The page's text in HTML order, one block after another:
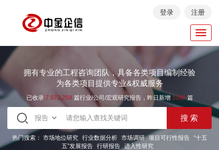
登录 注册
拥有专业的工程咨询团队，具备各类项目编制经验
为各类项目提供专业&权威服务
已收录 7.973.258 篇行业/公司/宏观研究报告，昨日新增 1088篇
热门搜索： 市场地位研究 行业数据分析 市场调研 项目可行性报告
“十五
五”发展报告 行研报告 进入性研究